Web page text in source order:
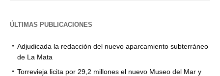
ÚLTIMAS PUBLICACIONES
Adjudicada la redacción del nuevo aparcamiento subterráneo
de La Mata
Torrevieja licita por 29,2 millones el nuevo Museo del Mar y